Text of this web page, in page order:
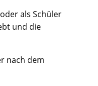
als Schüler
und die
nach dem